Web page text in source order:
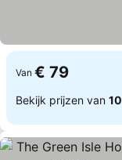
Van € 79
Bekijk prijzen van